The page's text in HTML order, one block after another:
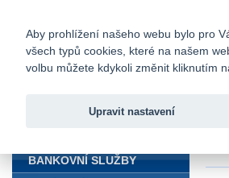
Fio banka
BANKOVNÍ SLUŽBY
Aby prohlížení našeho webu bylo pro
všech typů cookies, které na našem
volbu můžete kdykoli změnit kliknutím
Upravit nastavení